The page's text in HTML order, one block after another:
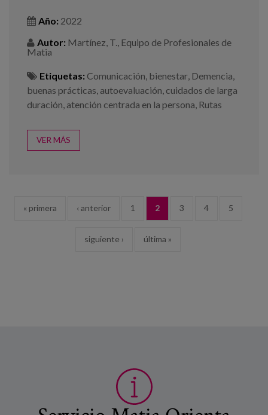
Año: 2022
Autor: Martínez, T., Equipo de Profesionales de
Matia
Etiquetas: Comunicación, bienestar, Demencia,
buenas prácticas, autoevaluación, cuidados de larga
duración, atención centrada en la persona, Rutas
VER MÁS
« primera ‹ anterior 1 2 3 4 5
siguiente › última »